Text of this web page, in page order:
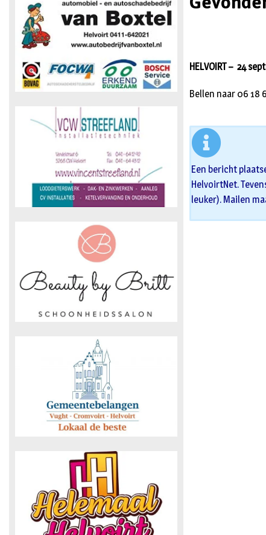
HELVOIRT – 24
Bellen naar 06 18
Een bericht
HelvoirtNet.
leuker). Mailen